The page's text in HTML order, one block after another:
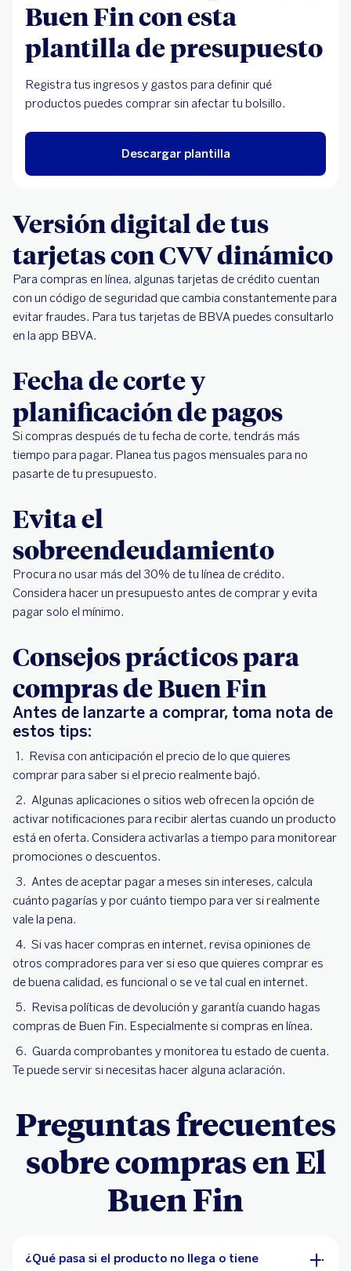
Buen Fin con esta
plantilla de presupuesto
Registra tus ingresos y gastos para definir qué
productos puedes comprar sin afectar tu bolsillo.
Descargar plantilla
Versión digital de tus
tarjetas con CVV dinámico
Para compras en línea, algunas tarjetas de crédito cuentan
con un código de seguridad que cambia constantemente para
evitar fraudes. Para tus tarjetas de BBVA puedes consultarlo
en la app BBVA.
Fecha de corte y
planificación de pagos
Si compras después de tu fecha de corte, tendrás más
tiempo para pagar. Planea tus pagos mensuales para no
pasarte de tu presupuesto.
Evita el
sobreendeudamiento
Procura no usar más del 30% de tu línea de crédito.
Considera hacer un presupuesto antes de comprar y evita
pagar solo el mínimo.
Consejos prácticos para
compras de Buen Fin
Antes de lanzarte a comprar, toma nota de
estos tips:
Revisa con anticipación el precio de lo que quieres
comprar para saber si el precio realmente bajó.
Algunas aplicaciones o sitios web ofrecen la opción de
activar notificaciones para recibir alertas cuando un producto
está en oferta. Considera activarlas a tiempo para monitorear
promociones o descuentos.
Antes de aceptar pagar a meses sin intereses, calcula
cuánto pagarías y por cuánto tiempo para ver si realmente
vale la pena.
Si vas hacer compras en internet, revisa opiniones de
otros compradores para ver si eso que quieres comprar es
de buena calidad, es funcional o se ve tal cual en internet.
Revisa políticas de devolución y garantía cuando hagas
compras de Buen Fin. Especialmente si compras en línea.
Guarda comprobantes y monitorea tu estado de cuenta.
Te puede servir si necesitas hacer alguna aclaración.
Preguntas frecuentes
sobre compras en El
Buen Fin
¿Qué pasa si el producto no llega o tiene